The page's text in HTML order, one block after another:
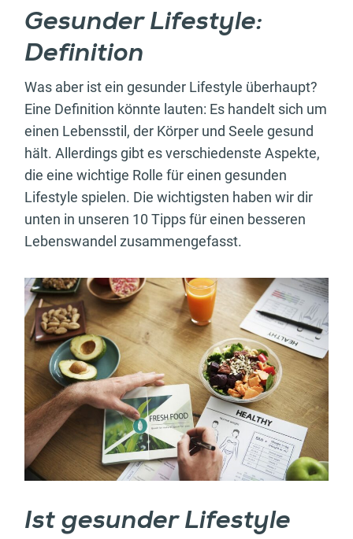
Gesunder Lifestyle:
Definition
Was aber ist ein gesunder Lifestyle überhaupt?
Eine Definition könnte lauten: Es handelt sich um
einen Lebensstil, der Körper und Seele gesund
hält. Allerdings gibt es verschiedenste Aspekte,
die eine wichtige Rolle für einen gesunden
Lifestyle spielen. Die wichtigsten haben wir dir
unten in unseren 10 Tipps für einen besseren
Lebenswandel zusammengefasst.
Ist gesunder Lifestyle